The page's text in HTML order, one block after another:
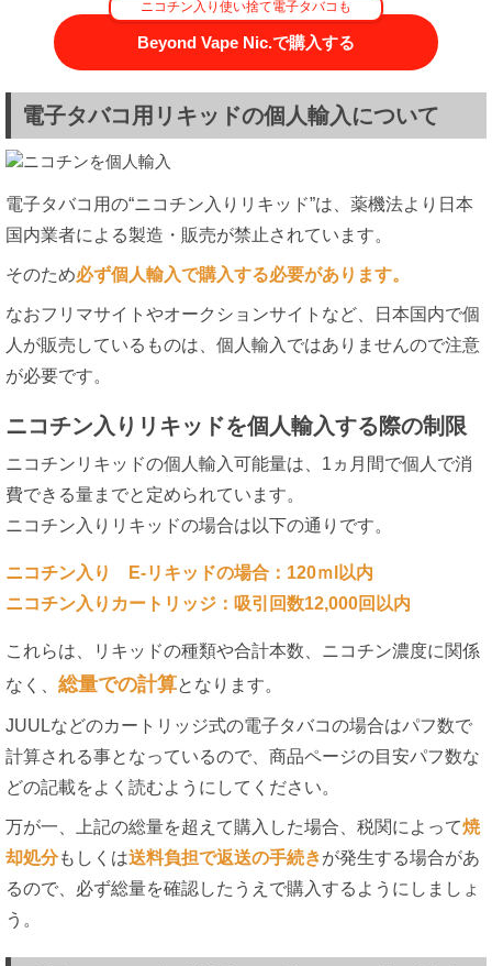
ニコチン入り使い捨て電子タバコも
Beyond Vape Nic.で購入する
電子タバコ用リキッドの個人輸入について
電子タバコ用の“ニコチン入りリキッド”は、薬機法より日本
国内業者による製造・販売が禁止されています。
そのため必ず個人輸入で購入する必要があります。
なおフリマサイトやオークションサイトなど、日本国内で個
人が販売しているものは、個人輸入ではありませんので注意
が必要です。
ニコチン入りリキッドを個人輸入する際の制限
ニコチンリキッドの個人輸入可能量は、1ヵ月間で個人で消
費できる量までと定められています。
ニコチン入りリキッドの場合は以下の通りです。
ニコチン入り E-リキッドの場合：120ｍl以内
ニコチン入りカートリッジ：吸引回数12,000回以内
これらは、リキッドの種類や合計本数、ニコチン濃度に関係
なく、 総量での計算となります。
JUULなどのカートリッジ式の電子タバコの場合はパフ数で
計算される事となっているので、商品ページの目安パフ数な
どの記載をよく読むようにしてください。
万が一、上記の総量を超えて購入した場合、税関によって焼
却処分もしくは送料負担で返送の手続きが発生する場合があ
るので、必ず総量を確認したうえで購入するようにしましょ
う。